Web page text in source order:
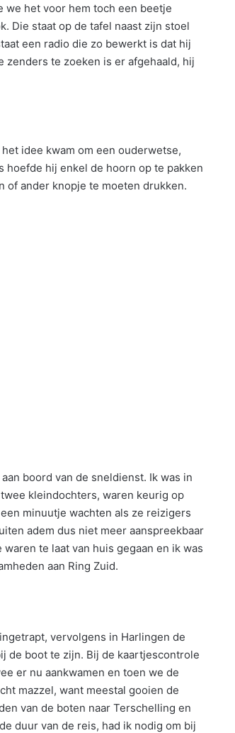
we het voor hem toch een beetje
Die staat op de tafel naast zijn stoel
een radio die zo bewerkt is dat hij
zenders te zoeken is er afgehaald, hij
idee kwam om een ouderwetse,
hoefde hij enkel de hoorn op te pakken
of ander knopje te moeten drukken.
boord van de sneldienst. Ik was in
kleindochters, waren keurig op
minuutje wachten als ze reizigers
adem dus niet meer aanspreekbaar
te laat van huis gegaan en ik was
aan Ring Zuid.
vervolgens in Harlingen de
de boot te zijn. Bij de kaartjescontrole
er nu aankwamen en toen we de
mazzel, want meestal gooien de
van de boten naar Terschelling en
duur van de reis, had ik nodig om bij